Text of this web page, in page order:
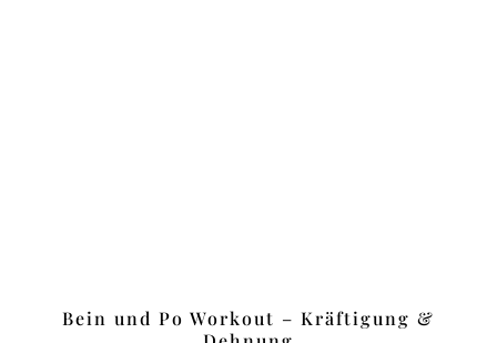
Bein und Po Workout – Kräftigung &